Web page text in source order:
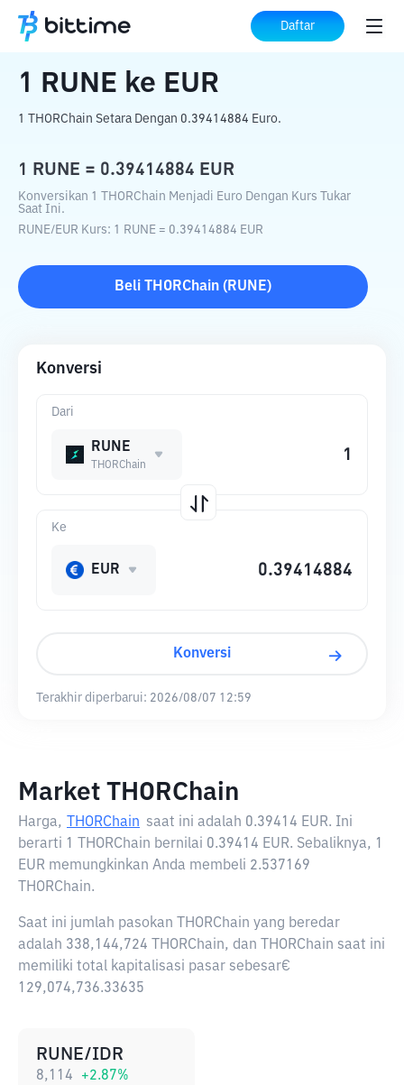
Daftar
Beranda Konverter Kripto EUR
1 RUNE ke EUR
1 THORChain Setara Dengan 0.39414884 Euro.
1 RUNE = 0.39414884 EUR
Konversikan 1 THORChain Menjadi Euro Dengan Kurs Tukar
Saat Ini.
RUNE/EUR Kurs: 1 RUNE = 0.39414884 EUR
Beli THORChain ( RUNE)
Konversi
Dari
RUNE
THORChain
Ke
EUR
Konversi
Terakhir diperbarui: 2026/08/07 12:59
Market THORChain
Harga, THORChain saat ini adalah 0.39414 EUR. Ini
berarti 1 THORChain bernilai 0.39414 EUR. Sebaliknya, 1
EUR memungkinkan Anda membeli 2.537169
THORChain.
Saat ini jumlah pasokan THORChain yang beredar
adalah 338,144,724 THORChain, dan THORChain saat ini
memiliki total kapitalisasi pasar sebesar€
129,074,736.33635
RUNE/IDR
8,114 +2.87%